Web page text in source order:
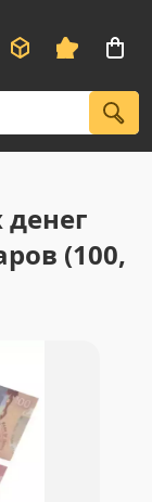
(100,